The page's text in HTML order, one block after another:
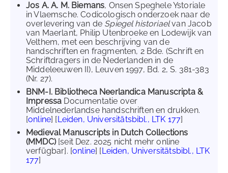
Jos A. A. M. Biemans, Onsen Speghele Ystoriale
in Vlaemsche. Codicologisch onderzoek naar de
overlevering van de Spiegel historiaelvan Jacob
van Maerlant, Philip Utenbroeke en Lodewijk van
Velthem, met een beschrijving van de
handschriften en fragmenten, 2 Bde. (Schrift en
Schriftdragers in de Nederlanden in de
Middeleeuwen II), Leuven 1997, Bd. 2, S. 381-383
(Nr. 27).
BNM-I. Bibliotheca Neerlandica Manuscripta &
Impressa Documentatie over
Middelnederlandse handschriften en drukken.
[online] [Leiden, Universitätsbibl., LTK 177]
Medieval Manuscripts in Dutch Collections
(MMDC)[seit Dez. 2025 nicht mehr online
verfügbar]. [online] [Leiden, Universitätsbibl., LTK
177]